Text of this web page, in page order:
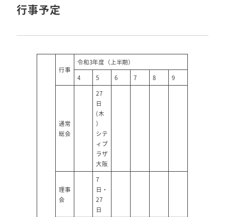
行事予定
行事
令和3年度（上半期）
4
5 6 7 8 9
通常
総会
27
日
(木
）
シテ
ィプ
ラザ
大阪
理事
会
7
日・
27
日